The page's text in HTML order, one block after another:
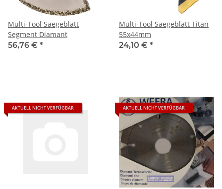
Multi-Tool Saegeblatt
Segment Diamant
56,76 € *
Multi-Tool Saegeblatt Titan
55x44mm
24,10 € *
AKTUELL NICHT VERFÜGBAR AKTUELL NICHT VERFÜGBAR